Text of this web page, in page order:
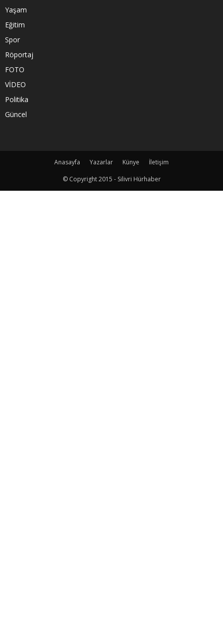
Yaşam
Eğitim
Spor
Röportaj
FOTO
VİDEO
Politika
Güncel
Anasayfa Yazarlar Künye
İletişim
© Copyright 2015 - Silivri Hürhaber